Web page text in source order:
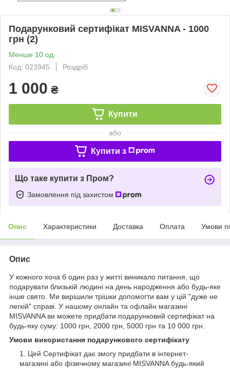
Подарунковий сертифікат MISVANNA - 1000
грн (2)
Менше 10 од.
Код: 023945
Роздріб
1 000 ₴
Купити
або
Купити з
Що таке купити з Пром?
Замовлення під захистом
Опис Характеристики Доставка Оплата Умови
Опис
У кожного хоча б один раз у житті виникало питання, що
подарувати близькій людині на день народження або будь-яке
інше свято. Ми вирішили трішки допомогти вам у цій "дуже не
легкій" справі. У нашому онлайн та офлайн магазині
MISVANNA ви можете придбати подарунковий сертифікат на
будь-яку суму: 1000 грн, 2000 грн, 5000 грн та 10 000 грн.
Умови використання подарункового сертифікату
Цей Сертифікат дає змогу придбати в інтернет-
магазині або фізичному магазині MISVANNA будь-який